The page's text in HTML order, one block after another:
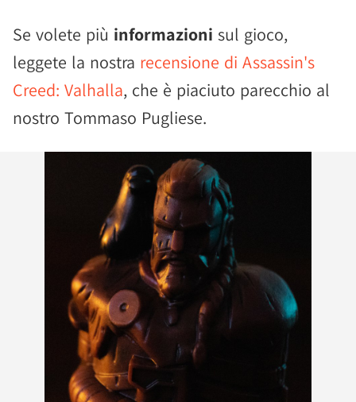
Se volete più informazioni sul gioco,
leggete la nostra recensione di Assassin's
Creed: Valhalla, che è piaciuto parecchio al
nostro Tommaso Pugliese.